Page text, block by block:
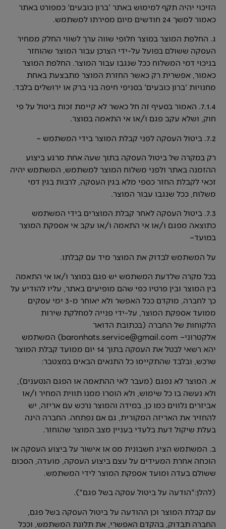
הזיכוי יהיה תקף למימוש באתר 'ברון כובעים' כמפורט באתר
כאמור למשך 24 חודשים מיום מסירתו למשתמש.
ג. החלפת המוצר במוצר חלופי שווה ערך לשווי החלק ממחיר
העסקה ששולם בפועל על-ידי הצרכן עבור המוצר שהוחזר
בניכוי דמי המשלוח ככל שנגבו עבור המוצר. החלפת המוצר
כאמור, אפשרית רק כאשר החזרת המוצר מתבצעת באחת
מחנויות 'ברון כובעים' בסניפי חיפה בני ברק או ירושלים בלבד.
7.1.4. האמור בסעיף זה חל כאשר לא קיימת זכות ביטול על פי
חוק, ושלא עקב פגם ו/או אי התאמה במוצר.
7.2. ביטול העסקה לפני קבלת המוצר בידי המשתמש –
רק במקרה של ביטול העסקה בתוך שעה אחת מרגע ביצוע
ההזמנה באתר ולפני משלוח המוצר למשתמש, המשתמש יהיה
זכאי לקבלת החזר כספי מלא בגין העסקה, לרבות בגין דמי
משלוח, ככל שנגבו עבור המוצר.
7.3. ביטול העסקה לאחר קבלת המוצרים בידי המשתמש
כתוצאה מפגם ו/או אי התאמה ו/או עקב אי אספקת המוצר
במועד–
על המשתמש לבדוק את המוצר מיד עם קבלתו.
בכל מקרה שלדעת המשתמש יש פגם במוצר ו/או אי התאמה
בין המוצר ובין פרטיו כפי שהם מופיעים באתר, עליו להודיע על
כך לחברה, מוקדם ככל האפשר ולא יאוחר מ-3 ימי עסקים
ממועד אספקת המוצר, על-ידי פנייה למחלקת שירות
הלקוחות של החברה (בכתובת הדואר
אלקטרוני– baronhats.service@gmail.com) המשתמש
יהא רשאי לבטל את העסקה בתוך 14 יום ממועד קבלת המוצר
שרכש, ובלבד שהתקיימו כל התנאים הבאים במצטבר:
א. המוצר לא נפגם (מעבר לאי ההתאמה או הפגם הנטענים),
ולא נעשה בו כל שימוש, ולא הוסרו ממנו תווית המחיר ו/או
אביזרים נלווים כמו כן, במידה והמוצר נרכש עם אריזה, יש
להחזיר את האריזה המקורית, גם אם נפתחה. החברה הינה
בעלת שיקול דעת בלעדי בעניין מצב המוצר שהוחזר.
ב. המשתמש הציג חשבונית מס או אישור על ביצוע העסקה או
הוכחה אחרת המעידים על עצם ביצוע העסקה, מועדה, הסכום
ששולם בעדה ומועד אספקת המוצר לידי המשתמש.
(להלן:"הודעה על ביטול עסקה בשל פגם").
עם קבלת המוצר וכן ההודעה על ביטול העסקה בשל פגם,
החברה תבדוק, בהקדם האפשרי, את תלונת המשתמש, וככל